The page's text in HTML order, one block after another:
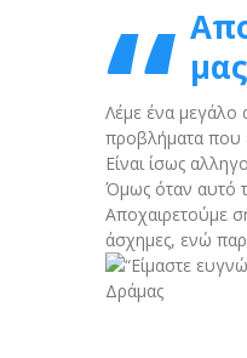
μας
Λέμε ένα μεγάλο
προβλήματα που
Είναι ίσως
Όμως όταν αυτό
Αποχαιρετούμε
άσχημες, ενώ
“Είμαστε
Δράμας